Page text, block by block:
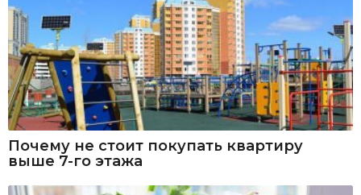
Почему не стоит покупать квартиру
выше 7-го этажа